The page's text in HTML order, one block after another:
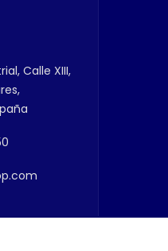
Calle XIII,